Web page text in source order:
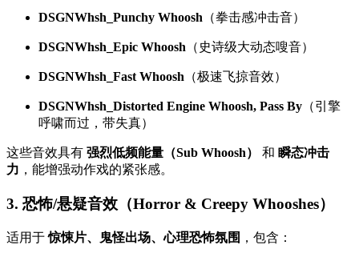
DSGNWhsh_Punchy Whoosh （拳击感冲击音）
DSGNWhsh_Epic Whoosh （史诗级大动态嗖音）
DSGNWhsh_Fast Whoosh （极速飞掠音效）
DSGNWhsh_Distorted Engine Whoosh, Pass By （引擎
呼啸而过，带失真）
这些音效具有 强烈低频能量（Sub Whoosh） 和 瞬态冲击
力 ，能增强动作戏的紧张感。
3. 恐怖/悬疑音效（Horror & Creepy Whooshes）
适用于惊悚片、鬼怪出场、心理恐怖氛围 ，包含：